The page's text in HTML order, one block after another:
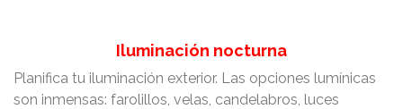
Iluminación nocturna
Planifica tu iluminación exterior. Las opciones lumínicas
son inmensas: farolillos, velas, candelabros, luces